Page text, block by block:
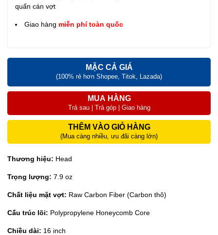
quấn cán vợt
Giao hàng miễn phí toàn quốc
MẶC CẢ GIÁ
(100% rẻ hơn Shopee, Titok, Lazada)
MUA HÀNG
Trả sau | Trả góp | Giao hàng
THÊM VÀO GIỎ HÀNG
(Mua càng nhiều, ưu đãi càng lớn)
Thương hiệu: Head
Trọng lượng: 7.9 oz
Chất liệu mặt vợt: Raw Carbon Fiber (Carbon thô)
Cấu trúc lõi: Polypropylene Honeycomb Core
Chiều dài: 16 inch